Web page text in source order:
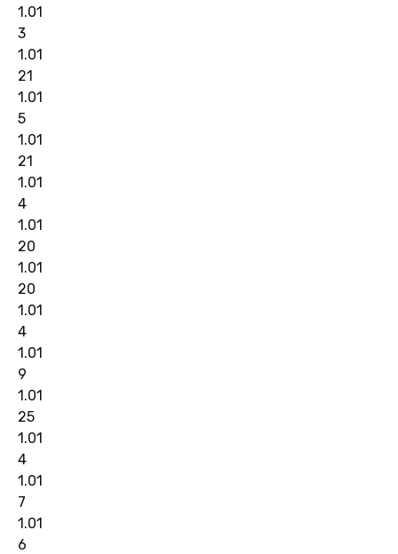
1.01
3
1.01
21
1.01
5
1.01
21
1.01
4
1.01
20
1.01
20
1.01
4
1.01
9
1.01
25
1.01
4
1.01
7
1.01
6